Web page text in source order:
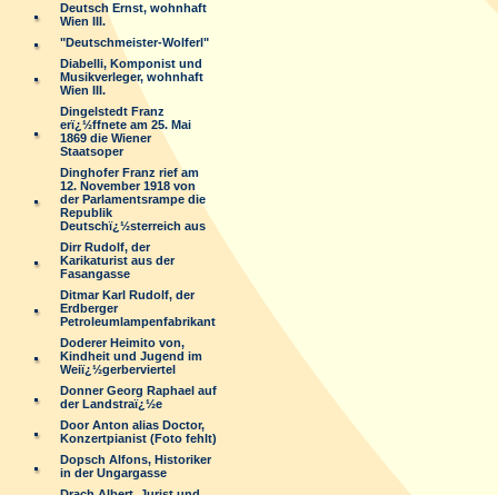
Deutsch Ernst, wohnhaft
Wien III.
"Deutschmeister-Wolferl"
Diabelli, Komponist und
Musikverleger, wohnhaft
Wien III.
Dingelstedt Franz
erï¿½ffnete am 25. Mai
1869 die Wiener
Staatsoper
Dinghofer Franz rief am
12. November 1918 von
der Parlamentsrampe die
Republik
Deutschï¿½sterreich aus
Dirr Rudolf, der
Karikaturist aus der
Fasangasse
Ditmar Karl Rudolf, der
Erdberger
Petroleumlampenfabrikant
Doderer Heimito von,
Kindheit und Jugend im
Weiï¿½gerberviertel
Donner Georg Raphael auf
der Landstraï¿½e
Door Anton alias Doctor,
Konzertpianist (Foto fehlt)
Dopsch Alfons, Historiker
in der Ungargasse